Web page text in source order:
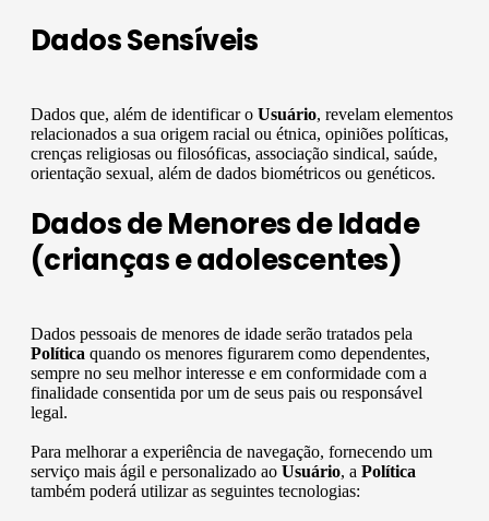
Dados Sensíveis
Dados que, além de identificar o Usuário, revelam elementos
relacionados a sua origem racial ou étnica, opiniões políticas,
crenças religiosas ou filosóficas, associação sindical, saúde,
orientação sexual, além de dados biométricos ou genéticos.
Dados de Menores de Idade
(crianças e adolescentes)
Dados pessoais de menores de idade serão tratados pela
Política quando os menores figurarem como dependentes,
sempre no seu melhor interesse e em conformidade com a
finalidade consentida por um de seus pais ou responsável
legal.
Para melhorar a experiência de navegação, fornecendo um
serviço mais ágil e personalizado ao Usuário, a Política
também poderá utilizar as seguintes tecnologias: